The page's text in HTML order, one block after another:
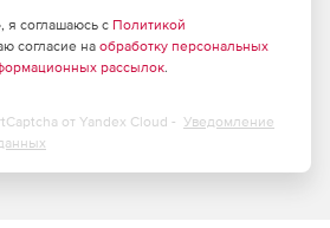
в плане доступности и
Помимо этого можно создать
с внутренними
– стандарт де-факто для
я соглашаюсь с Политикой
согласие на обработку персональных
рассылок.
от Yandex Cloud - Уведомление